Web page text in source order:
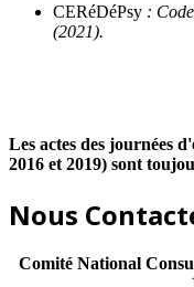
CERéDéPsy :
(2021).
Les actes des journées
2016 et 2019) sont
Nous
Comité National